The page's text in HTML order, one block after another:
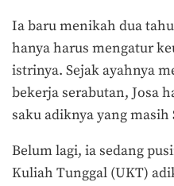
Ia baru menikah dua
hanya harus mengatur
istrinya. Sejak ayahnya
bekerja serabutan, Josa
saku adiknya yang masih
Belum lagi, ia sedang
Kuliah Tunggal (UKT)